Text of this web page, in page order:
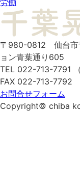
労働
〒980-0812 仙台
ョン青葉通り605
TEL 022-713-7791
FAX 022-713-7792
お問合せフォーム
Copyright© chiba